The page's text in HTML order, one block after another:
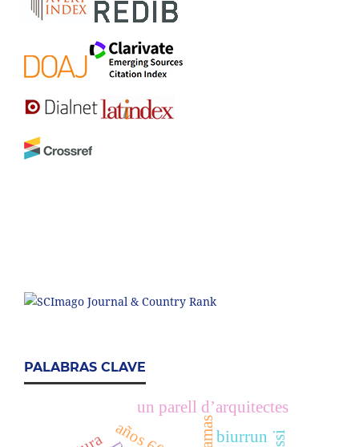
PALABRAS CLAVE
tramas
un parell d’arquitectes
biurrun